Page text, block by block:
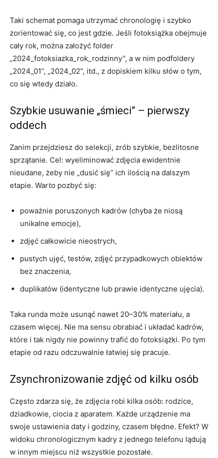
Taki schemat pomaga utrzymać chronologię i szybko
zorientować się, co jest gdzie. Jeśli fotoksiążka obejmuje
cały rok, można założyć folder
„2024_fotoksiazka_rok_rodzinny”, a w nim podfoldery
„2024_01”, „2024_02”, itd., z dopiskiem kilku słów o tym,
co się wtedy działo.
Szybkie usuwanie „śmieci” – pierwszy
oddech
Zanim przejdziesz do selekcji, zrób szybkie, bezlitosne
sprzątanie. Cel: wyeliminować zdjęcia ewidentnie
nieudane, żeby nie „dusić się” ich ilością na dalszym
etapie. Warto pozbyć się:
poważnie poruszonych kadrów (chyba że niosą
unikalne emocje),
zdjęć całkowicie nieostrych,
pustych ujęć, testów, zdjęć przypadkowych obiektów
bez znaczenia,
duplikatów (identyczne lub prawie identyczne ujęcia).
Taka runda może usunąć nawet 20–30% materiału, a
czasem więcej. Nie ma sensu obrabiać i układać kadrów,
które i tak nigdy nie powinny trafić do fotoksiążki. Po tym
etapie od razu odczuwalnie łatwiej się pracuje.
Zsynchronizowanie zdjęć od kilku osób
Często zdarza się, że zdjęcia robi kilka osób: rodzice,
dziadkowie, ciocia z aparatem. Każde urządzenie ma
swoje ustawienia daty i godziny, czasem błędne. Efekt? W
widoku chronologicznym kadry z jednego telefonu lądują
w innym miejscu niż wszystkie pozostałe.